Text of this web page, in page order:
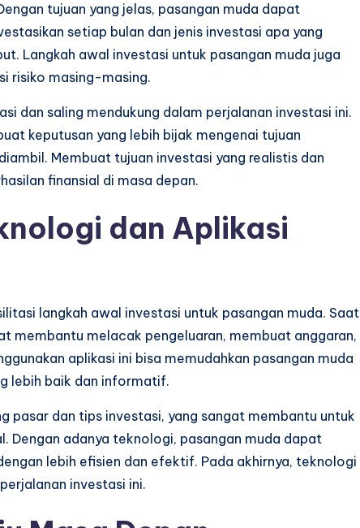
tujuan yang jelas, pasangan muda dapat
setiap bulan dan jenis investasi apa yang
Langkah awal investasi untuk pasangan muda juga
risiko masing-masing.
dan saling mendukung dalam perjalanan investasi ini.
keputusan yang lebih bijak mengenai tujuan
Membuat tujuan investasi yang realistis dan
finansial di masa depan.
dan Aplikasi
langkah awal investasi untuk pasangan muda. Saat
membantu melacak pengeluaran, membuat anggaran,
aplikasi ini bisa memudahkan pasangan muda
lebih baik dan informatif.
pasar dan tips investasi, yang sangat membantu untuk
Dengan adanya teknologi, pasangan muda dapat
lebih efisien dan efektif. Pada akhirnya, teknologi
investasi ini.